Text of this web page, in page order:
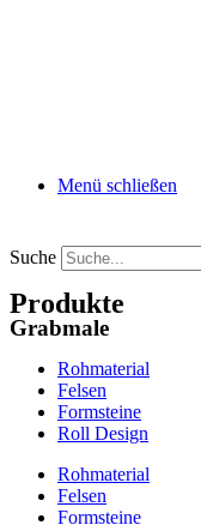
Menü schließen
Suche
Produkte
Grabmale
Rohmaterial
Felsen
Formsteine
Roll Design
Rohmaterial
Felsen
Formsteine